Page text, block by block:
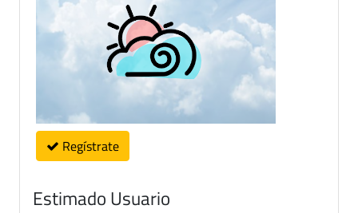
Regístrate
Estimado Usuario